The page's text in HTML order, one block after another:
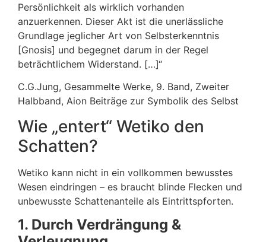
Persönlichkeit als wirklich vorhanden
anzuerkennen. Dieser Akt ist die unerlässliche
Grundlage jeglicher Art von Selbsterkenntnis
[Gnosis] und begegnet darum in der Regel
beträchtlichem Widerstand. […]“
C.G.Jung, Gesammelte Werke, 9. Band, Zweiter
Halbband, Aion Beiträge zur Symbolik des Selbst
Wie „entert“ Wetiko den
Schatten?
Wetiko kann nicht in ein vollkommen bewusstes
Wesen eindringen – es braucht blinde Flecken und
unbewusste Schattenanteile als Eintrittspforten.
1. Durch Verdrängung &